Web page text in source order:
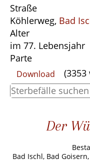
Straße
Köhlerweg, Bad
Alter
im 77. Lebensjahr
Parte
Download (3353
Der
Bad Ischl, Bad